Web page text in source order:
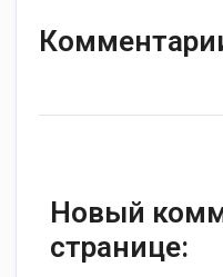
Новый
странице: